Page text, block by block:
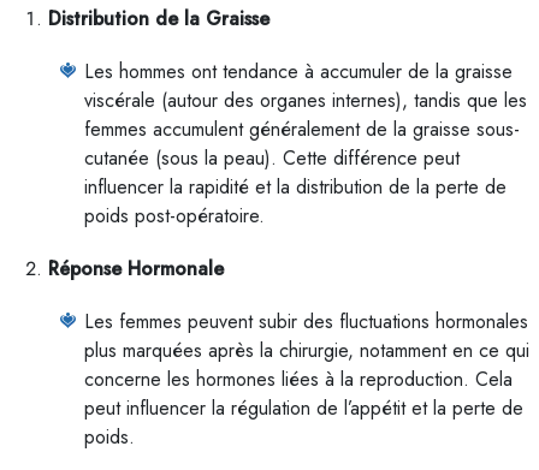
Distribution de la Graisse
Les hommes ont tendance à accumuler de la graisse
viscérale (autour des organes internes), tandis que les
femmes accumulent généralement de la graisse sous-
cutanée (sous la peau). Cette différence peut
influencer la rapidité et la distribution de la perte de
poids post-opératoire.
Réponse Hormonale
Les femmes peuvent subir des fluctuations hormonales
plus marquées après la chirurgie, notamment en ce qui
concerne les hormones liées à la reproduction. Cela
peut influencer la régulation de l’appétit et la perte de
poids.